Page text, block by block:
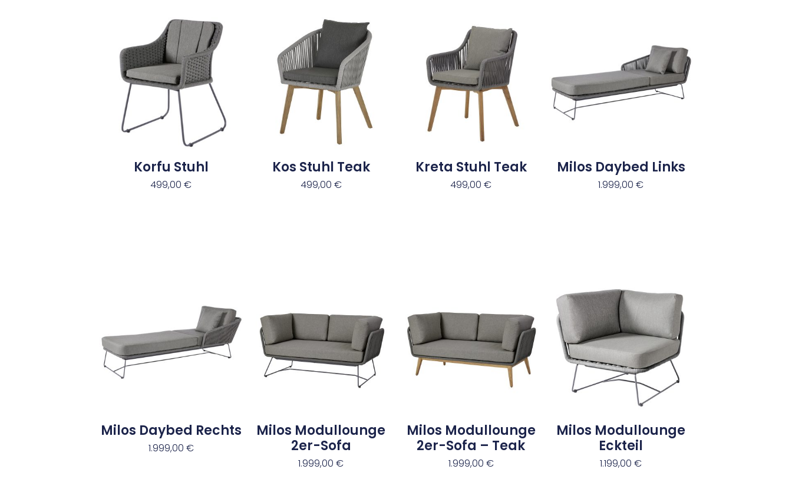
Korfu Stuhl
499,00€
Kos Stuhl Teak
499,00 €
Kreta Stuhl Teak
499,00€
Milos Daybed Links
1.999,00€
Milos Daybed Rechts
1.999,00 €
Milos Modullounge
2er-Sofa
1.999,00€
Milos Modullounge
2er-Sofa – Teak
1.999,00 €
Milos Modullounge
Eckteil
1.199,00€